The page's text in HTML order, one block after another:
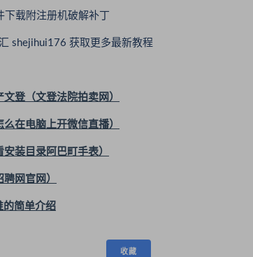
载附注册机破解补丁
shejihui176 获取更多最新教程
登（文登法院拍卖网）
在电脑上开微信直播）
装目录阿巴町手表）
网官网）
的简单介绍
收藏